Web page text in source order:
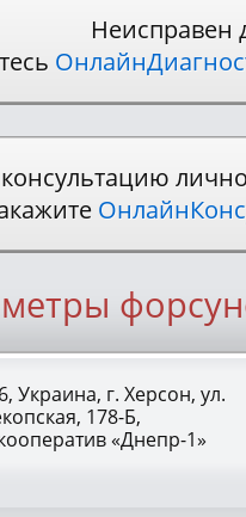
Неисправен
Украина, г. Херсон, ул.
178-Б,
«Днепр-1»